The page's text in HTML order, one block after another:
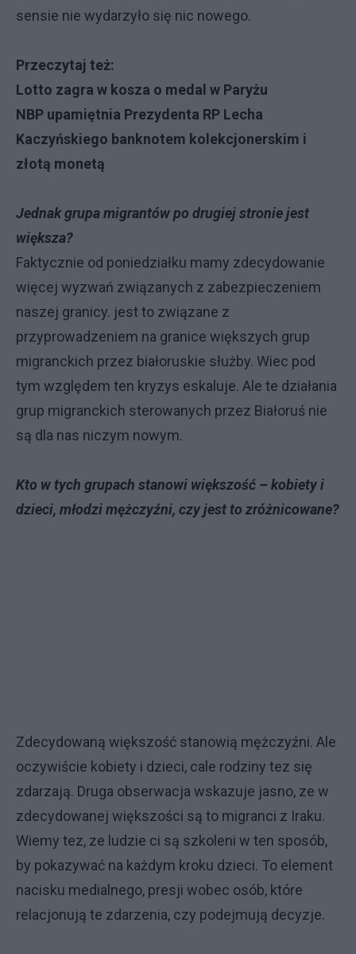
sensie nie wydarzyło się nic nowego.
Przeczytaj też:
Lotto zagra w kosza o medal w Paryżu
NBP upamiętnia Prezydenta RP Lecha
Kaczyńskiego banknotem kolekcjonerskim i
złotą monetą
Jednak grupa migrantów po drugiej stronie jest
większa?
Faktycznie od poniedziałku mamy zdecydowanie
więcej wyzwań związanych z zabezpieczeniem
naszej granicy. jest to związane z
przyprowadzeniem na granice większych grup
migranckich przez białoruskie służby. Wiec pod
tym względem ten kryzys eskaluje. Ale te działania
grup migranckich sterowanych przez Białoruś nie
są dla nas niczym nowym.
Kto w tych grupach stanowi większość – kobiety i
dzieci, młodzi mężczyźni, czy jest to zróżnicowane?
Zdecydowaną większość stanowią mężczyźni. Ale
oczywiście kobiety i dzieci, cale rodziny tez się
zdarzają. Druga obserwacja wskazuje jasno, ze w
zdecydowanej większości są to migranci z Iraku.
Wiemy tez, ze ludzie ci są szkoleni w ten sposób,
by pokazywać na każdym kroku dzieci. To element
nacisku medialnego, presji wobec osób, które
relacjonują te zdarzenia, czy podejmują decyzje.